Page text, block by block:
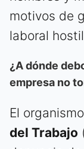
motivos de
laboral
¿A dónde
empresa no
El
del Trabajo